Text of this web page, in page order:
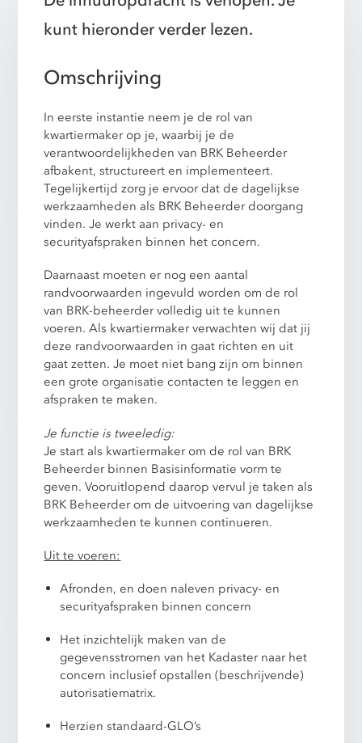
kunt hieronder verder lezen.
Omschrijving
In eerste instantie neem je de rol van
kwartiermaker op je, waarbij je de
verantwoordelijkheden van BRK Beheerder
afbakent, structureert en implementeert.
Tegelijkertijd zorg je ervoor dat de dagelijkse
werkzaamheden als BRK Beheerder doorgang
vinden. Je werkt aan privacy- en
securityafspraken binnen het concern.
Daarnaast moeten er nog een aantal
randvoorwaarden ingevuld worden om de rol
van BRK-beheerder volledig uit te kunnen
voeren. Als kwartiermaker verwachten wij dat jij
deze randvoorwaarden in gaat richten en uit
gaat zetten. Je moet niet bang zijn om binnen
een grote organisatie contacten te leggen en
afspraken te maken.
Je functie is tweeledig:
Je start als kwartiermaker om de rol van BRK
Beheerder binnen Basisinformatie vorm te
geven. Vooruitlopend daarop vervul je taken als
BRK Beheerder om de uitvoering van dagelijkse
werkzaamheden te kunnen continueren.
Uit te voeren:
Afronden, en doen naleven privacy- en
securityafspraken binnen concern
Het inzichtelijk maken van de
gegevensstromen van het Kadaster naar het
concern inclusief opstallen (beschrijvende)
autorisatiematrix.
Herzien standaard-GLO’s